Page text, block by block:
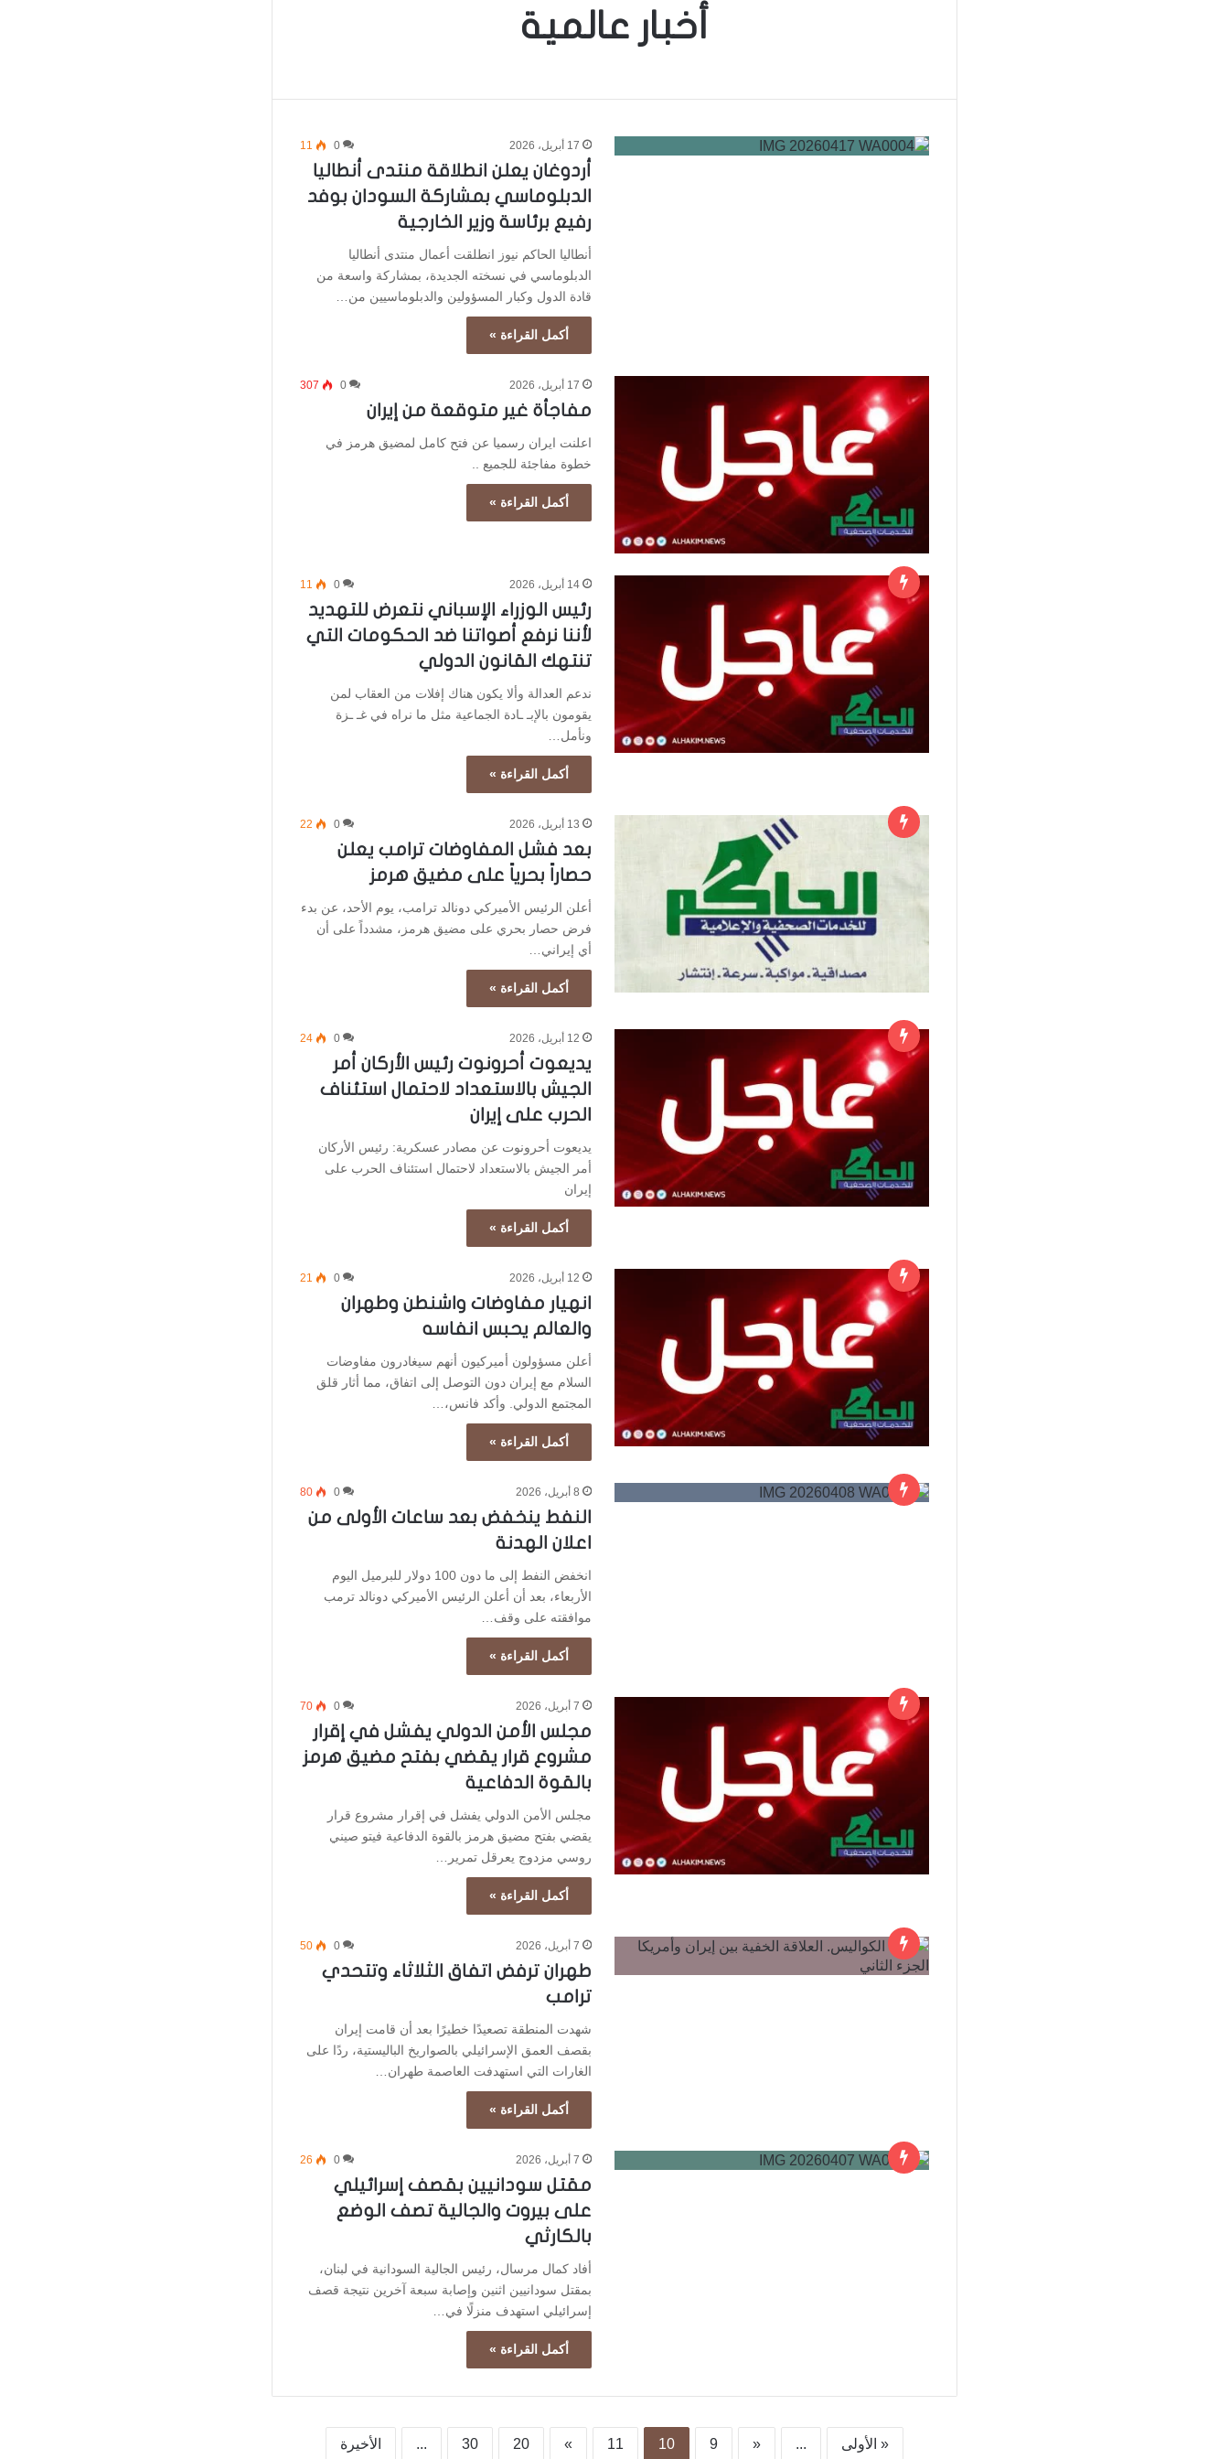
أخبار عالمية
17 أبريل، 2026 0
11
أردوغان يعلن انطلاقة منتدى أنطاليا
الدبلوماسي بمشاركة السودان بوفد
رفيع برئاسة وزير الخارجية
أنطاليا الحاكم نيوز انطلقت أعمال منتدى أنطاليا
الدبلوماسي في نسخته الجديدة، بمشاركة واسعة من
قادة الدول وكبار المسؤولين والدبلوماسيين من…
أكمل القراءة »
17 أبريل، 2026 0
307
مفاجأة غير متوقعة من إيران
اعلنت ايران رسميا عن فتح كامل لمضيق هرمز في
خطوة مفاجئة للجميع ..
أكمل القراءة »
14 أبريل، 2026 0
11
رئيس الوزراء الإسباني نتعرض للتهديد
لأننا نرفع أصواتنا ضد الحكومات التي
تنتهك القانون الدولي
ندعم العدالة وألا يكون هناك إفلات من العقاب لمن
يقومون بالإبـ ـادة الجماعية مثل ما نراه في غـ ـزة
ونأمل…
أكمل القراءة »
13 أبريل، 2026 0
22
بعد فشل المفاوضات ترامب يعلن
حصاراً بحرياً على مضيق هرمز
أعلن الرئيس الأميركي دونالد ترامب، يوم الأحد، عن بدء
فرض حصار بحري على مضيق هرمز، مشدداً على أن
أي إيراني…
أكمل القراءة »
12 أبريل، 2026 0
24
يديعوت أحرونوت رئيس الأركان أمر
الجيش بالاستعداد لاحتمال استئناف
الحرب على إيران
يديعوت أحرونوت عن مصادر عسكرية: رئيس الأركان
أمر الجيش بالاستعداد لاحتمال استئناف الحرب على
إيران
أكمل القراءة »
12 أبريل، 2026 0
21
انهيار مفاوضات واشنطن وطهران
والعالم يحبس انفاسه
أعلن مسؤولون أميركيون أنهم سيغادرون مفاوضات
السلام مع إيران دون التوصل إلى اتفاق، مما أثار قلق
المجتمع الدولي. وأكد فانس،…
أكمل القراءة »
8 أبريل، 2026 0
80
النفط ينخفض بعد ساعات الأولى من
اعلان الهدنة
انخفض النفط إلى ما دون 100 دولار للبرميل اليوم
الأربعاء، بعد أن أعلن الرئيس الأميركي دونالد ترمب
موافقته على وقف…
أكمل القراءة »
7 أبريل، 2026 0
70
مجلس الأمن الدولي يفشل في إقرار
مشروع قرار يقضي بفتح مضيق هرمز
بالقوة الدفاعية
مجلس الأمن الدولي يفشل في إقرار مشروع قرار
يقضي بفتح مضيق هرمز بالقوة الدفاعية فيتو صيني
روسي مزدوج يعرقل تمرير…
أكمل القراءة »
7 أبريل، 2026 0
50
طهران ترفض اتفاق الثلاثاء وتتحدي
ترامب
شهدت المنطقة تصعيدًا خطيرًا بعد أن قامت إيران
بقصف العمق الإسرائيلي بالصواريخ الباليستية، ردًا على
الغارات التي استهدفت العاصمة طهران…
أكمل القراءة »
7 أبريل، 2026 0
26
مقتل سودانيين بقصف إسرائيلي
على بيروت والجالية تصف الوضع
بالكارثي
أفاد كمال مرسال، رئيس الجالية السودانية في لبنان،
بمقتل سودانيين اثنين وإصابة سبعة آخرين نتيجة قصف
إسرائيلي استهدف منزلًا في…
أكمل القراءة »
« الأولى ...
«
9
10
11
»
20
30
... الأخيرة